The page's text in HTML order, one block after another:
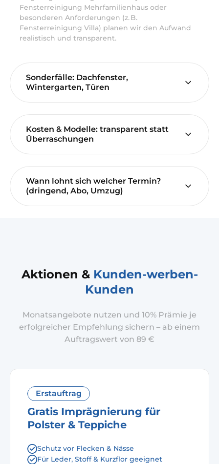
Fensterreinigung Mehrfamilienhaus oder
besonderen Anforderungen (z. B.
Fensterreinigung Villa) planen wir den Aufwand
realistisch und transparent.
Sonderfälle: Dachfenster,
Wintergarten, Türen
Kosten & Modelle: transparent statt
Überraschungen
Wann lohnt sich welcher Termin?
(dringend, Abo, Umzug)
Aktionen & Kunden-werben-
Kunden
Monatsangebote nutzen und 10% Prämie je
erfolgreicher Empfehlung sichern – ab einem
Auftragswert von 89 €
Erstauftrag
Gratis Imprägnierung für
Polster & Teppiche
Schutz vor Flecken & Nässe
Für Leder, Stoff & Kurzflor geeignet